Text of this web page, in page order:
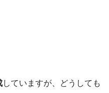
していますが、どうしても